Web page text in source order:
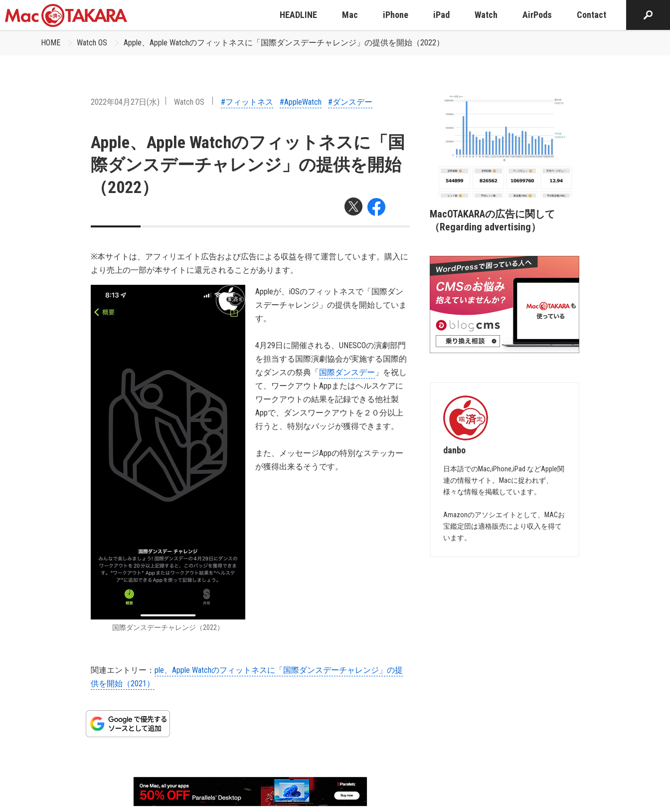
HEADLINE Mac iPhone iPad Watch AirPods Contact
HOME Watch OS Apple、Apple Watchのフィットネスに「国際ダンスデーチャレンジ」の提供を開始（2022）
2022年04月27日(水) Watch OS #フィットネス #AppleWatch #ダンスデー
Apple、Apple Watchのフィットネスに「国
際ダンスデーチャレンジ」の提供を開始
（2022）
※本サイトは、アフィリエイト広告および広告による収益を得て運営しています。購入に
より売上の一部が本サイトに還元されることがあります。
国際ダンスデーチャレンジ（2022）
Appleが、iOSのフィットネスで「国際ダン
スデーチャレンジ」の提供を開始していま
す。
4月29日に開催される、UNESCOの演劇部門
を担当する国際演劇協会が実施する国際的
なダンスの祭典「国際ダンスデー 」を祝し
て、ワークアウトAppまたはヘルスケアに
ワークアウトの結果を記録できる他社製
Appで、ダンスワークアウトを２０分以上
行うと、特別なバッジが獲得できます。
また、メッセージAppの特別なステッカー
が獲得出来るそうです。
関連エントリー： ple、Apple Watchのフィットネスに「国際ダンスデーチャレンジ」の提
供を開始（2021）
MacOTAKARAの広告に関して
（Regarding advertising）
danbo
日本語でのMac,iPhone,iPad などApple関
連の情報サイト。Macに捉われず、
様々な情報を掲載しています。
Amazonのアソシエイトとして、MACお
宝鑑定団は適格販売により収入を得て
います。